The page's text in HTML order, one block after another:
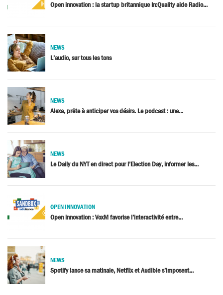
Open innovation : la startup britannique In:Quality aide Radio...
NEWS
L’audio, sur tous les tons
NEWS
Alexa, prête à anticiper vos désirs. Le podcast : une...
NEWS
Le Daily du NYT en direct pour l’Election Day, informer les...
OPEN INNOVATION
Open innovation : VoxM favorise l’interactivité entre...
NEWS
Spotify lance sa matinale, Netflix et Audible s’imposent...